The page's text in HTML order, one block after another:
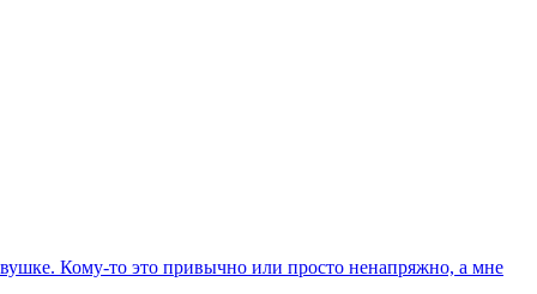
Кому-то это привычно или просто ненапряжно, а мне